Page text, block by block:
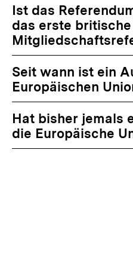
Ist das
das erste britische
Seit wann ist ein
Europäischen
Hat bisher jemals
die Europäische